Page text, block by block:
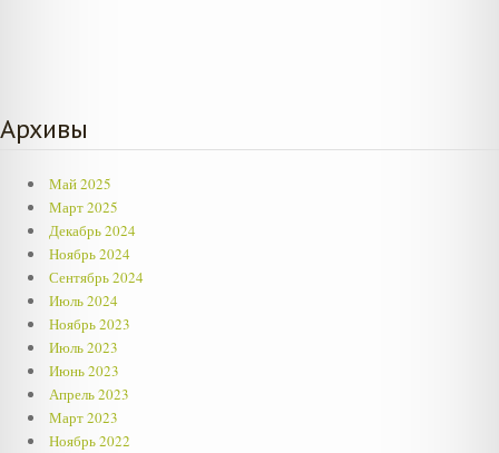
Архивы
Май 2025
Март 2025
Декабрь 2024
Ноябрь 2024
Сентябрь 2024
Июль 2024
Ноябрь 2023
Июль 2023
Июнь 2023
Апрель 2023
Март 2023
Ноябрь 2022